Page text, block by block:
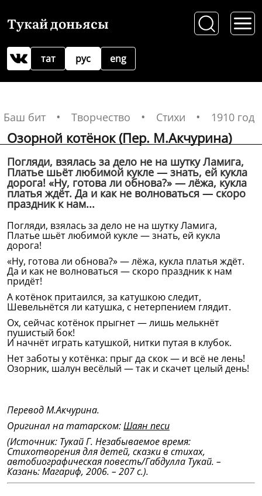
Тукай доньясы
рус
тат eng
Баш бит Творчество Стихи 1910 год
Озорной котёнок (Пер. М.Акчурина)
Погляди, взялась за дело не на шутку Ламига,
Платье шьёт любимой кукле — знать, ей кукла
дорога! «Ну, готова ли обнова?» — лёжа, кукла
платья ждёт. Да и как не волноваться — скоро
праздник к нам...
Погляди, взялась за дело не на шутку Ламига,
Платье шьёт любимой кукле — знать, ей кукла
дорога!
«Ну, готова ли обнова?» — лёжа, кукла платья ждёт.
Да и как не волноваться — скоро праздник к нам
придёт!
А котёнок притаился, за катушкою следит,
Шевельнётся ли катушка, с нетерпением глядит.
Ох, сейчас котёнок прыгнет — лишь мелькнёт
пушистый бок!
И начнёт играть катушкой, нитки путая в клубок.
Нет заботы у котёнка: прыг да скок — и всё не лень!
Озорник, шалун весёлый — так и скачет целый день!
Перевод М.Акчурина.
Оригинал на татарском:Шаян песи
(Источник: Тукай Г. Незабываемое время:
Стихотворения для детей, сказки в стихах,
автобиографическая повесть/Габдулла Тукай. –
Казань: Магариф, 2006. – 207 с.).